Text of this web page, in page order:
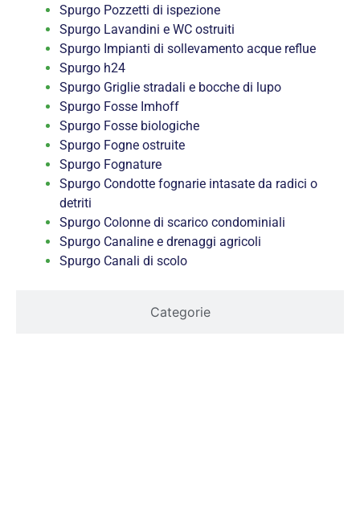
Categorie
Spurgo Pozzetti di ispezione
Spurgo Lavandini e WC ostruiti
Spurgo Impianti di sollevamento acque reflue
Spurgo h24
Spurgo Griglie stradali e bocche di lupo
Spurgo Fosse Imhoff
Spurgo Fosse biologiche
Spurgo Fogne ostruite
Spurgo Fognature
Spurgo Condotte fognarie intasate da radici o
detriti
Spurgo Colonne di scarico condominiali
Spurgo Canaline e drenaggi agricoli
Spurgo Canali di scolo